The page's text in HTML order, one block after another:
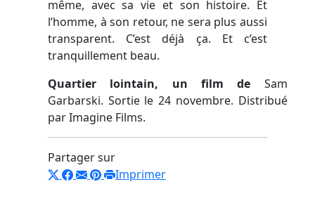
même, avec sa vie et son histoire. Et
l’homme, à son retour, ne sera plus aussi
transparent. C’est déjà ça. Et c’est
tranquillement beau.
Quartier lointain, un film de Sam
Garbarski. Sortie le 24 novembre. Distribué
par Imagine Films.
Partager sur
Imprimer